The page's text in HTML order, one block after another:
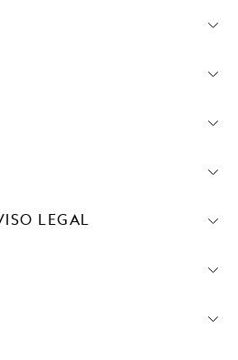
LEGAL